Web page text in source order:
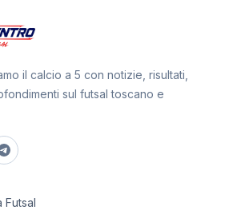
il calcio a 5 con notizie, risultati,
sul futsal toscano e
Futsal